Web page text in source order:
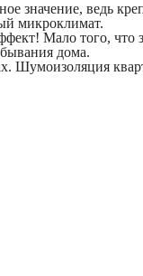
значение, ведь
микроклимат.
Мало того, что
дома.
Шумоизоляция